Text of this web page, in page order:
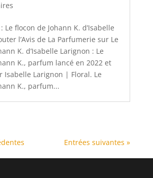
Le flocon de Johann K. d’Isabelle
l’Avis de La Parfumerie sur Le
K. d’Isabelle Larignon : Le
K., parfum lancé en 2022 et
Isabelle Larignon | Floral. Le
K., parfum...
Entrées suivantes »